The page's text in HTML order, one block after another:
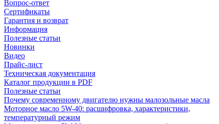
Вопрос-ответ
Сертификаты
Гарантия и возврат
Информация
Полезные статьи
Новинки
Видео
Прайс-лист
Техническая документация
Каталог продукции в PDF
Полезные статьи
Почему современному двигателю нужны малозольные масла
Моторное масло 5W-40: расшифровка, характеристики,
температурный режим